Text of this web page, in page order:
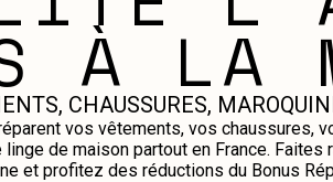
À LA
CHAUSSURES,
vos vêtements, vos chaussures,
de maison partout en France. Faites
et profitez des réductions du Bonus